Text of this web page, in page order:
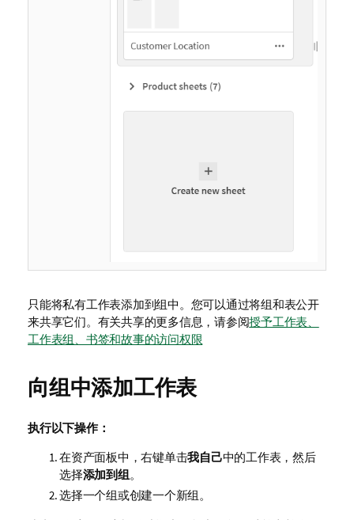
只能将私有工作表添加到组中。您可以通过将组和表公开
来共享它们。 有关共享的更多信息，请参阅授予工作表、
工作表组、书签和故事的访问权限
向组中添加工作表
执行以下操作：
在资产面板中，右键单击我自己中的工作表，然后
选择添加到组。
选择一个组或创建一个新组。